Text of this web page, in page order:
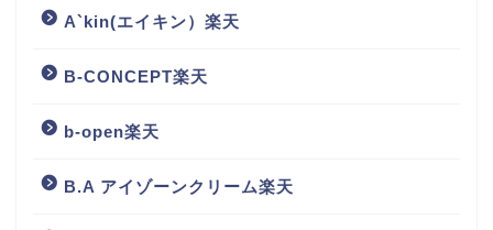
A`kin(エイキン）楽天
B-CONCEPT楽天
b-open楽天
B.A アイゾーンクリーム楽天